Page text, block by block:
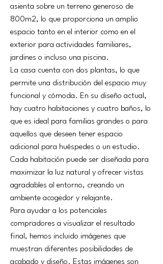
asienta sobre un terreno generoso de
800m2, lo que proporciona un amplio
espacio tanto en el interior como en el
exterior para actividades familiares,
jardines o incluso una piscina.
La casa cuenta con dos plantas, lo que
permite una distribución del espacio muy
funcional y cómoda. En su diseño actual,
hay cuatro habitaciones y cuatro baños, lo
que es ideal para familias grandes o para
aquellos que deseen tener espacio
adicional para huéspedes o un estudio.
Cada habitación puede ser diseñada para
maximizar la luz natural y ofrecer vistas
agradables al entorno, creando un
ambiente acogedor y relajante.
Para ayudar a los potenciales
compradores a visualizar el resultado
final, hemos incluido imágenes que
muestran diferentes posibilidades de
acabado y diseño. Estas imágenes son